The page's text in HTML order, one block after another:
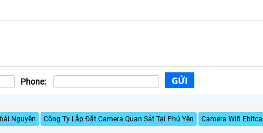
Phone:
Nguyên Công Ty Lắp Đặt Camera Quan Sát Tại Phú Yên Camera Wifi